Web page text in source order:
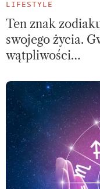
LIFESTYLE
Ten znak
swojego życia.
wątpliwości…